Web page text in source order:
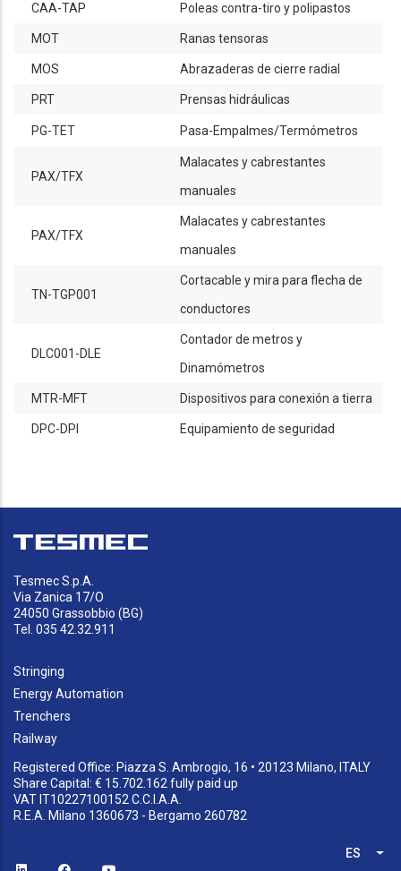
CAA-TAP Poleas contra-tiro y polipastos
MOT Ranas tensoras
MOS Abrazaderas de cierre radial
PRT Prensas hidráulicas
PG-TET Pasa-Empalmes/Termómetros
PAX/TFX
Malacates y cabrestantes
manuales
PAX/TFX
Malacates y cabrestantes
manuales
TN-TGP001
Cortacable y mira para flecha de
conductores
DLC001-DLE
Contador de metros y
Dinamómetros
MTR-MFT Dispositivos para conexión a tierra
DPC-DPI Equipamiento de seguridad
Tesmec S.p.A.
Via Zanica 17/O
24050 Grassobbio (BG)
Tel. 035 42.32.911
Stringing
Energy Automation
Trenchers
Railway
Registered Office: Piazza S. Ambrogio, 16 • 20123 Milano, ITALY
Share Capital: € 15.702.162 fully paid up
VAT IT10227100152 C.C.I.A.A.
R.E.A. Milano 1360673 - Bergamo 260782
ES